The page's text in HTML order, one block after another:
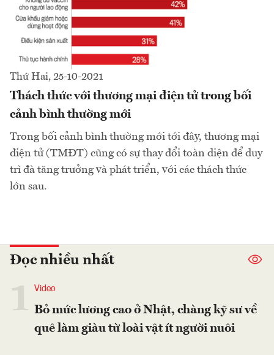
Thứ Hai, 25-10-2021
Thách thức với thương mại điện tử trong bối
cảnh bình thường mới
Trong bối cảnh bình thường mới tới đây, thương mại
điện tử (TMĐT) cũng có sự thay đổi toàn diện để duy
trì đà tăng trưởng và phát triển, với các thách thức
lớn sau.
Đọc nhiều nhất
Video
Bỏ mức lương cao ở Nhật, chàng kỹ sư về
quê làm giàu từ loài vật ít người nuôi